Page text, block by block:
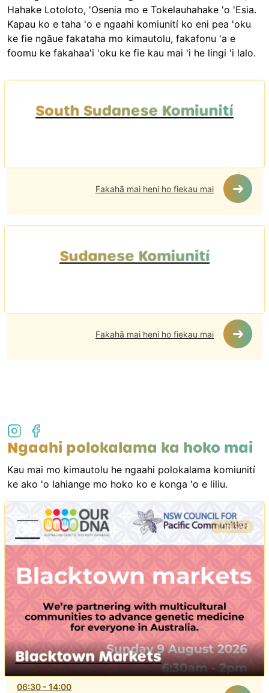
Hahake Lotoloto, 'Osenia mo e Tokelauhahake 'o 'Esia.
Kapau ko e taha 'o e ngaahi komiunití ko eni pea 'oku
ke fie ngāue fakataha mo kimautolu, fakafonu 'a e
foomu ke fakahaa'i 'oku ke fie kau mai 'i he lingi 'i lalo.
South Sudanese Komiunití
Fakahā mai heni ho fiekau mai
Sudanese Komiunití
Fakahā mai heni ho fiekau mai
Ngaahi polokalama ka hoko mai
Kau mai mo kimautolu he ngaahi polokalama komiunití
ke ako 'o lahiange mo hoko ko e konga 'o e liliu.
TONGAN
Blacktown Markets
06:30 - 14:00